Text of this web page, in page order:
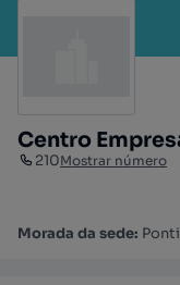
Centro
210Mostrar número
Morada da sede: